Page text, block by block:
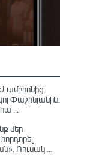
ամբիոնից
Փաշինյանին․
...
մեր
Ռուսակ ...